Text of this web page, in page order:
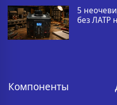
5
без ЛАТР
Компоненты